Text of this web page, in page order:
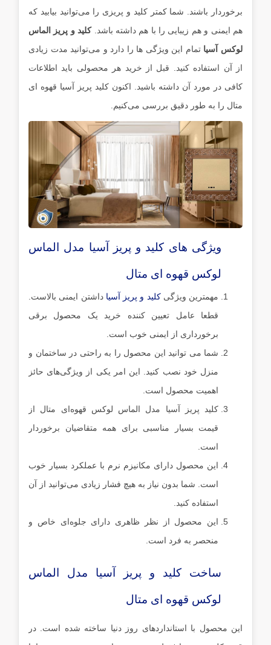
برخوردار باشند. شما کمتر کلید و پریزی را می‌توانید بیابید که
هم ایمنی و هم زیبایی را با هم داشته باشد.کلید و پریز الماس
لوکس آسیا تمام این ویژگی ها را دارد و می‌توانید مدت زیادی
از آن استفاده کنید. قبل از خرید هر محصولی باید اطلاعات
کافی در مورد آن داشته باشید. اکنون کلید پریز آسیا قهوه ای
متال را به طور دقیق بررسی می‌کنیم.
ویژگی های کلید و پریز آسیا مدل الماس
لوکس قهوه ای متال
مهمترین ویژگی کلید و پریز آسیاداشتن ایمنی بالاست.
قطعا عامل تعیین کننده خرید یک محصول برقی
برخورداری از ایمنی خوب است.
شما می توانید این محصول را به راحتی در ساختمان و
منزل خود نصب کنید. این امر یکی از ویژگی‌های حائز
اهمیت محصول است.
کلید پریز آسیا مدل الماس لوکس قهوه‌ای متال از
قیمت بسیار مناسبی برای همه متقاضیان برخوردار
است.
این محصول دارای مکانیزم نرم با عملکرد بسیار خوب
است. شما بدون نیاز به هیچ فشار زیادی می‌توانید از آن
استفاده کنید.
این محصول از نظر ظاهری دارای جلوه‌ای خاص و
منحصر به فرد است.‌
ساخت کلید و پریز آسیا مدل الماس
لوکس قهوه ای متال
این محصول با استانداردهای روز دنیا ساخته شده‌ است. در